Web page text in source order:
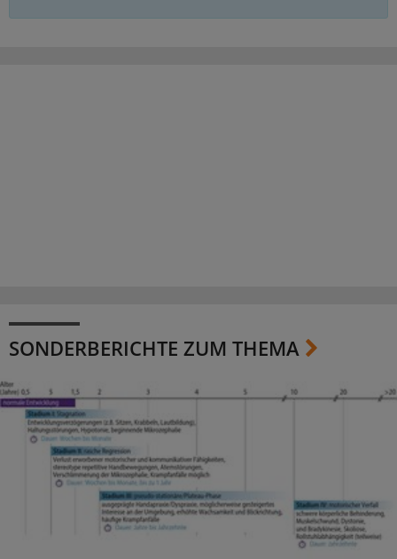
SONDERBERICHTE ZUM THEMA